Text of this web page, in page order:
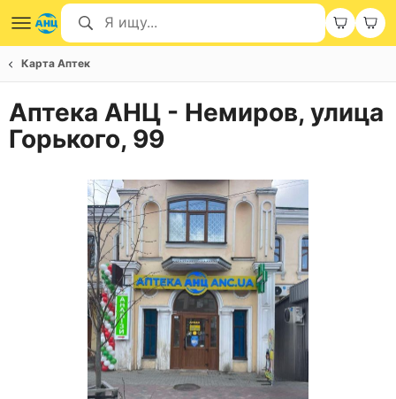
Карта Аптек
Аптека АНЦ - Немиров, улица
Горького, 99